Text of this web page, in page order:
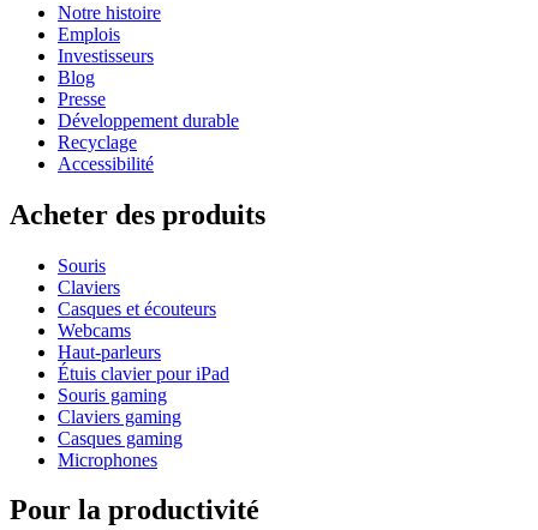
Notre histoire
Emplois
Investisseurs
Blog
Presse
Développement durable
Recyclage
Accessibilité
Acheter des produits
Souris
Claviers
Casques et écouteurs
Webcams
Haut-parleurs
Étuis clavier pour iPad
Souris gaming
Claviers gaming
Casques gaming
Microphones
Pour la productivité